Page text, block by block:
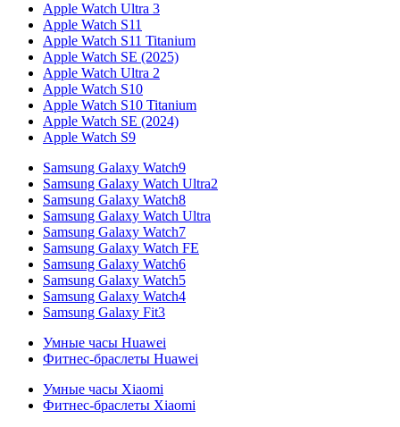
Apple Watch Ultra 3
Apple Watch S11
Apple Watch S11 Titanium
Apple Watch SE (2025)
Apple Watch Ultra 2
Apple Watch S10
Apple Watch S10 Titanium
Apple Watch SE (2024)
Apple Watch S9
Samsung Galaxy Watch9
Samsung Galaxy Watch Ultra2
Samsung Galaxy Watch8
Samsung Galaxy Watch Ultra
Samsung Galaxy Watch7
Samsung Galaxy Watch FE
Samsung Galaxy Watch6
Samsung Galaxy Watch5
Samsung Galaxy Watch4
Samsung Galaxy Fit3
Умные часы Huawei
Фитнес-браслеты Huawei
Умные часы Xiaomi
Фитнес-браслеты Xiaomi